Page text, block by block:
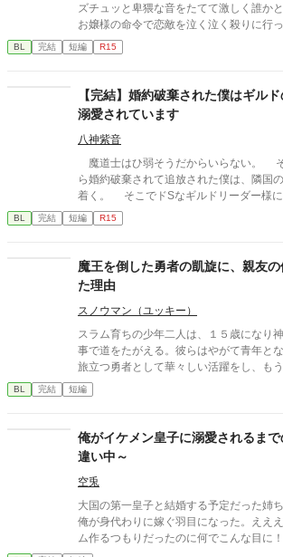
ズチュッと卑猥な音をたてて激しく誰かと交わ
お嬢様の命令で恋敵を泣く泣く殺りに行
た、ちょっとアホな子の話です。 （ムーンライトノベルにも掲載
しています）
BL 完結 短編 R15
【完結】婚約破棄された僕はギル
溺愛されています
八神紫音
魔道士はひ弱そうだからいらない。 そういう理由で国の姫か
ら婚約破棄されて追放された僕は、隣国
着く。 そこでドSなギルドリーダー様に拾われて、 ギルドの
みんなに可愛いとちやほやされることに
BL 完結 短編 R15
魔王を倒した勇者の凱旋に、親友
た理由
スノウマン（ユッキー）
スラム育ちの少年二人は、１５歳になり
事で道をたがえる。彼らはやがて青年と
旅立つ勇者として華々しい活躍をし、も
待つ相変わらずスラム暮らしの存在とな
青年がただ勇者の帰りを待つ日常を描い
か見える世界が変わるかもしれません。
BL 完結 短編
俺がイケメン皇子に溺愛されるま
違い中～
空兎
大国の第一皇子と結婚する予定だった姉
俺が身代わりに嫁ぐ羽目になった。ええ
ム作るつもりだったのに何でこんな目に
からんが皇子にめっちゃ嫌われているん